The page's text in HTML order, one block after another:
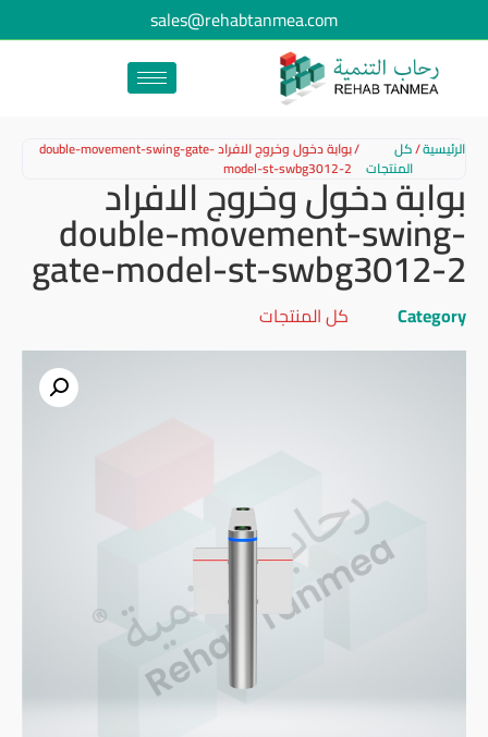
sales@rehabtanmea.com
الرئيسية/كل
المنتجات
/ بوابة دخول وخروج الافراد double-movement-swing-gate-
model-st-swbg3012-2
بوابة دخول وخروج الافراد
double-movement-swing-
gate-model-st-swbg3012-2
Category كل المنتجات